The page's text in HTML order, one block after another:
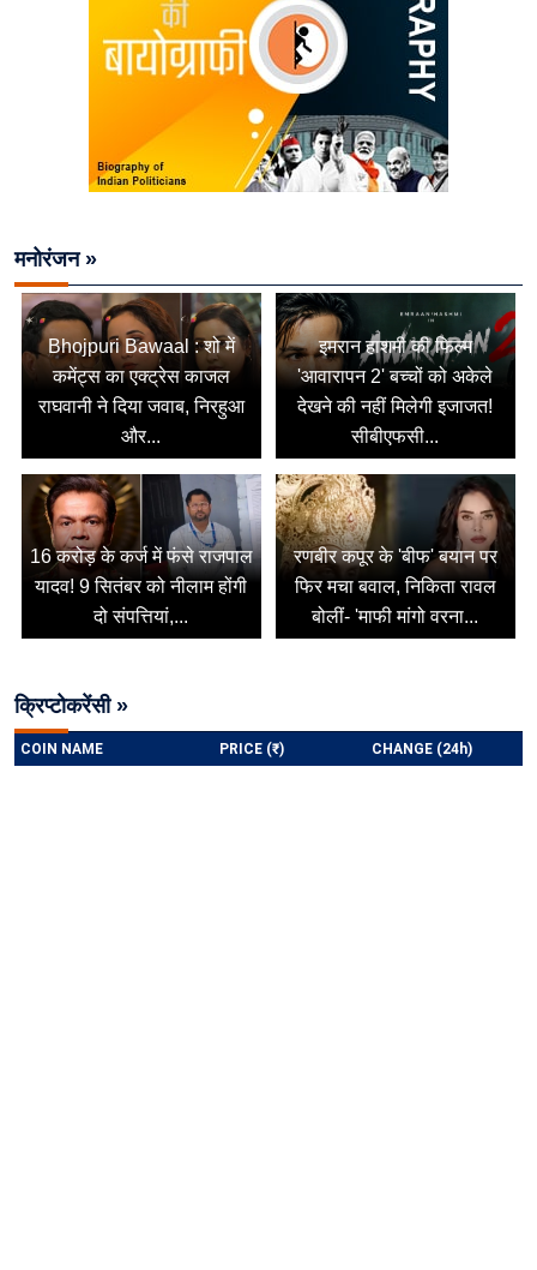
मनोरंजन »
Bhojpuri Bawaal : शो में
कमेंट्स का एक्ट्रेस काजल
राघवानी ने दिया जवाब, निरहुआ
और...
इमरान हाशमी की फिल्म
'आवारापन 2' बच्चों को अकेले
देखने की नहीं मिलेगी इजाजत!
सीबीएफसी...
16 करोड़ के कर्ज में फंसे राजपाल
यादव! 9 सितंबर को नीलाम होंगी
दो संपत्तियां,...
रणबीर कपूर के 'बीफ' बयान पर
फिर मचा बवाल, निकिता रावल
बोलीं- 'माफी मांगो वरना...
क्रिप्टोकरेंसी »